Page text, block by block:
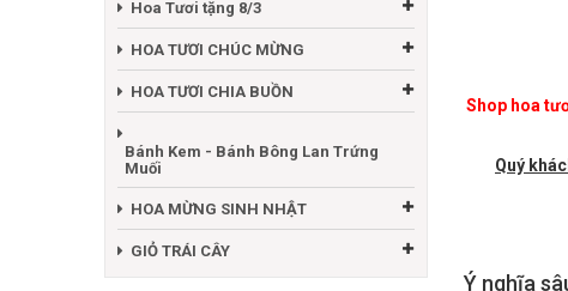
Hoa Tươi tặng 8/3
HOA TƯƠI CHÚC MỪNG
Bánh Kem - Bánh Bông Lan Trứng
Muối
HOA MỪNG SINH NHẬT
Quý